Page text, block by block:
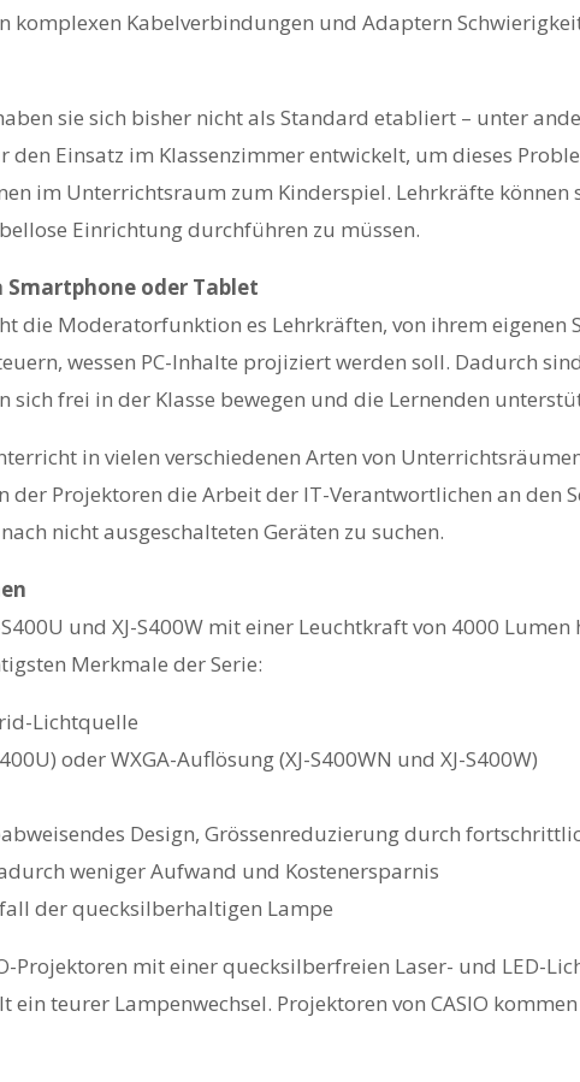
komplexen Kabelverbindungen und Adaptern
sie sich bisher nicht als Standard etabliert – unter
den Einsatz im Klassenzimmer entwickelt, um dieses
im Unterrichtsraum zum Kinderspiel. Lehrkräfte
Einrichtung durchführen zu müssen.
oder Tablet
die Moderatorfunktion es Lehrkräften, von ihrem eigenen
wessen PC-Inhalte projiziert werden soll. Dadurch
sich frei in der Klasse bewegen und die Lernenden
in vielen verschiedenen Arten von
Projektoren die Arbeit der IT-Verantwortlichen an den
nicht ausgeschalteten Geräten zu suchen.
und XJ-S400W mit einer Leuchtkraft von 4000
Merkmale der Serie:
Lichtquelle
oder WXGA-Auflösung (XJ-S400WN und XJ-S400W)
Design, Grössenreduzierung durch
weniger Aufwand und Kostenersparnis
der quecksilberhaltigen Lampe
Projektoren mit einer quecksilberfreien Laser- und LED-
teurer Lampenwechsel. Projektoren von CASIO